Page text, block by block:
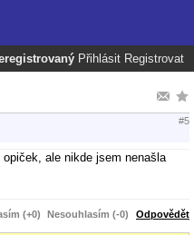
Přihlásit Registrovat
#5
ale nikde jsem nenašla
(+0) Nesouhlasím (-0) Odpovědět